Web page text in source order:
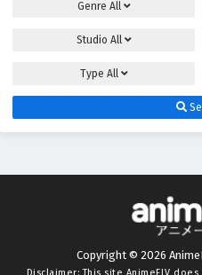
Genre All
Studio All
Type All
Copyright © 2026